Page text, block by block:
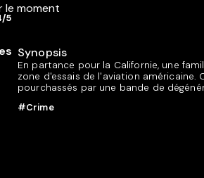
le moment
5
Synopsis
En partance pour la Californie, une
zone d'essais de l'aviation
pourchassés par une bande de
#Crime